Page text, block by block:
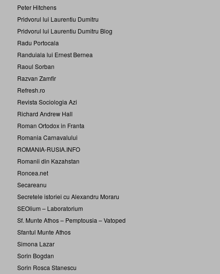
Peter Hitchens
Pridvorul lui Laurentiu Dumitru
Pridvorul lui Laurentiu Dumitru Blog
Radu Portocala
Randuiala lui Ernest Bernea
Raoul Sorban
Razvan Zamfir
Refresh.ro
Revista Sociologia Azi
Richard Andrew Hall
Roman Ortodox in Franta
Romania Carnavalului
ROMANIA-RUSIA.INFO
Romanii din Kazahstan
Roncea.net
Secareanu
Secretele istoriei cu Alexandru Moraru
SEOlium – Laboratorium
Sf. Munte Athos – Pemptousia – Vatoped
Sfantul Munte Athos
Simona Lazar
Sorin Bogdan
Sorin Rosca Stanescu